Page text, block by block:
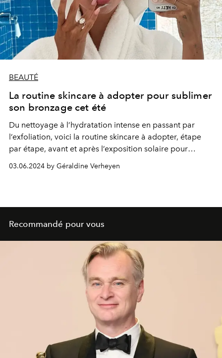
BEAUTÉ
La routine skincare à adopter pour sublimer
son bronzage cet été
Du nettoyage à l’hydratation intense en passant par
l’exfoliation, voici la routine skincare à adopter, étape
par étape, avant et après l’exposition solaire pour
03.06.2024 by Géraldine Verheyen
Recommandé pour vous